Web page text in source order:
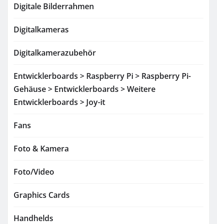
Digitale Bilderrahmen
Digitalkameras
Digitalkamerazubehör
Entwicklerboards > Raspberry Pi > Raspberry Pi-
Gehäuse > Entwicklerboards > Weitere
Entwicklerboards > Joy-it
Fans
Foto & Kamera
Foto/Video
Graphics Cards
Handhelds